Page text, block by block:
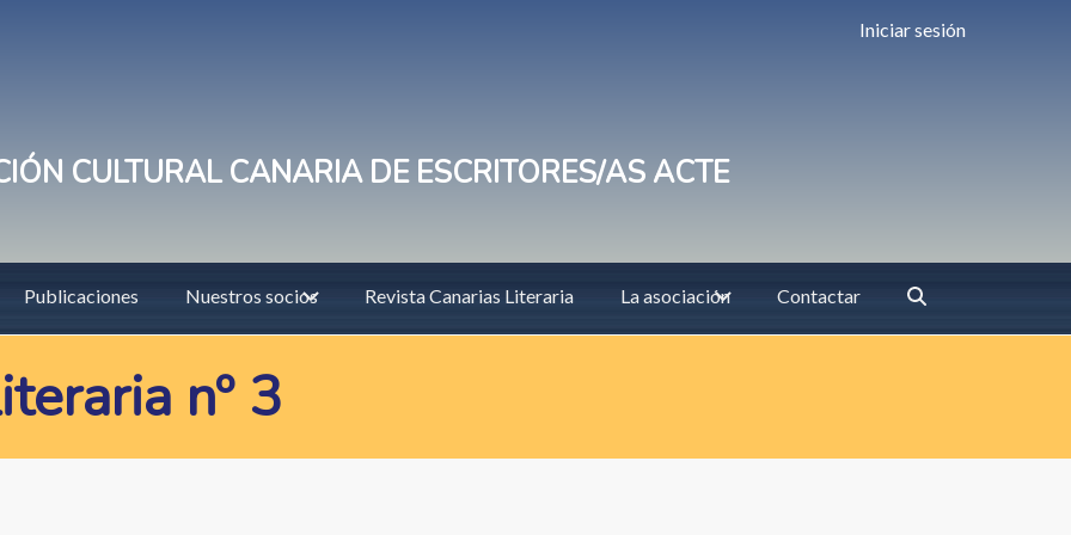
Iniciar sesión
CULTURAL CANARIA DE ESCRITORES/AS ACTE
Publicaciones Nuestros socios Revista Canarias Literaria La asociación Contactar
nº 3